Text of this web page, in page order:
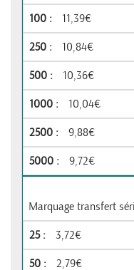
11,39€
10,84€
10,36€
10,04€
9,88€
9,72€
Marquage transfert
3,72€
2,79€